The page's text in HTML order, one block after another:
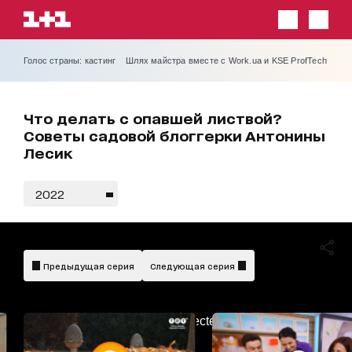
Голос страны: кастинг Шлях майстра вместе с Work.ua и KSE ProfTech
Что делать с опавшей листвой?
Советы садовой блоггерки Антонины
Лесик
2022
AdBlockDetected!
Предыдущая серия Следующая серия